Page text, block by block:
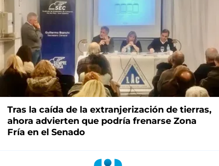
Tras la caída de la extranjerización de tierras,
ahora advierten que podría frenarse Zona
Fría en el Senado